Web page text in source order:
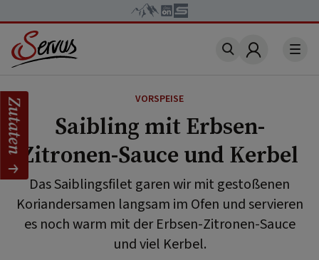
Account
VORSPEISE
Saibling mit Erbsen-
Zitronen-Sauce und Kerbel
Das Saiblingsfilet garen wir mit gestoßenen
Koriandersamen langsam im Ofen und servieren
es noch warm mit der Erbsen-Zitronen-Sauce
und viel Kerbel.
Zutaten